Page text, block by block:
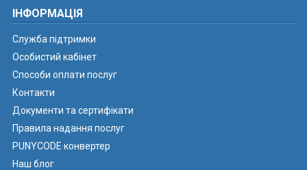
ІНФОРМАЦІЯ
Служба підтримки
Особистий кабінет
Способи оплати послуг
Контакти
Документи та сертифікати
Правила надання послуг
PUNYCODE конвертер
Наш блог